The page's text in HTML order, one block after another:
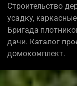
Строительство
усадку,
Бригада
дачи. Каталог
домокомплект.